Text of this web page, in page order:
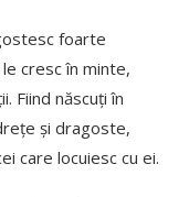
foarte
cresc în minte,
Fiind născuți în
și dragoste,
care locuiesc cu ei.